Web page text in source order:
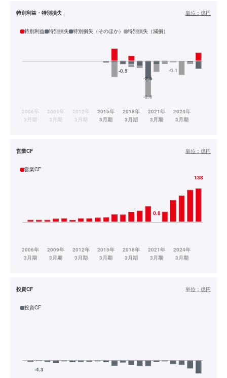
特別利益・特別損失 単位： 億円
特別利益 特別損失 特別損失（そのほか） 特別損失（減損）
営業CF 単位： 億円
営業CF
投資CF 単位： 億円
投資CF